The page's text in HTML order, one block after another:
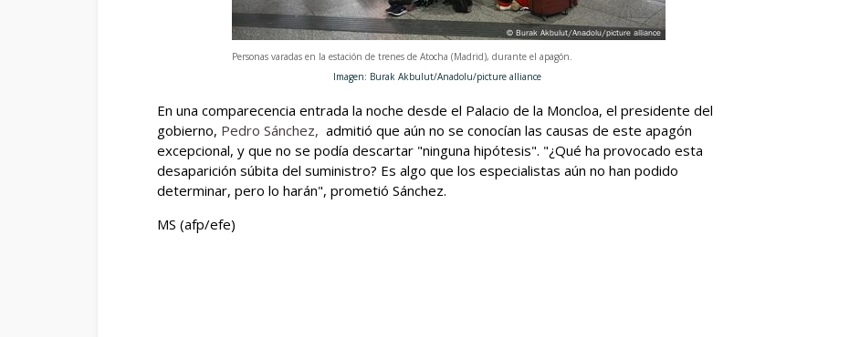
Personas varadas en la estación de trenes de Atocha (Madrid), durante el apagón.
Imagen: Burak Akbulut/Anadolu/picture alliance
En una comparecencia entrada la noche desde el Palacio de la Moncloa, el presidente del
gobierno, Pedro Sánchez, admitió que aún no se conocían las causas de este apagón
excepcional, y que no se podía descartar "ninguna hipótesis". "¿Qué ha provocado esta
desaparición súbita del suministro? Es algo que los especialistas aún no han podido
determinar, pero lo harán", prometió Sánchez.
MS (afp/efe)